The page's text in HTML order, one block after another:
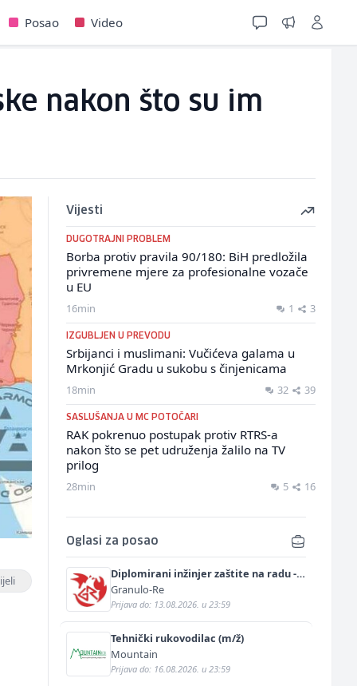
Posao Video
nakon što su im
Vijesti
DUGOTRAJNI PROBLEM
Borba protiv pravila 90/180: BiH predložila
privremene mjere za profesionalne vozače
u EU
16min 1 3
IZGUBLJEN U PREVODU
Srbijanci i muslimani: Vučićeva galama u
Mrkonjić Gradu u sukobu s činjenicama
18min 32 39
SASLUŠANJA U MC POTOČARI
RAK pokrenuo postupak protiv RTRS-a
nakon što se pet udruženja žalilo na TV
prilog
28min 5 16
Oglasi za posao
Diplomirani inžinjer zaštite na radu -
Bachelor inžinjer sigurnosti i pomoći
(m/ž)
Granulo-Re
Prijava do: 13.08.2026. u 23:59
Tehnički rukovodilac (m/ž)
Mountain
Prijava do: 16.08.2026. u 23:59